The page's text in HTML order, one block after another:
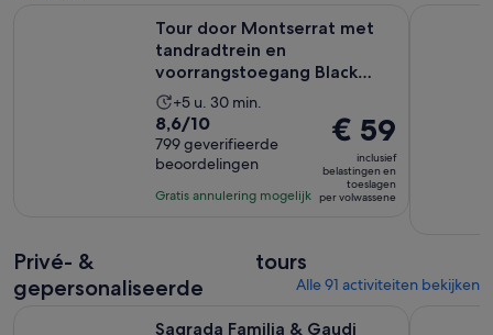
Tour door Montserrat met
tandradtrein en
voorrangstoegang Black
Madonna
De
activiteit
duurt
5
uur
+5 u. 30 min.
8.6
van
10
met
8,6/10
799 geverifieerde
beoordelingen
Gratis annulering mogelijk
De
prijs
is
€ 59
€ 59
inclusief
belastingen en
toeslagen
per volwassene
Privé- &
gepersonaliseerde
tours
Alle 91 activiteiten bekijken
Sagrada Familia & Gaudi